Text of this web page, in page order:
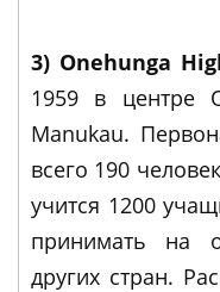
3) Onehunga
1959 в центре
Manukau.
всего 190
учится 1200
принимать на
других стран.